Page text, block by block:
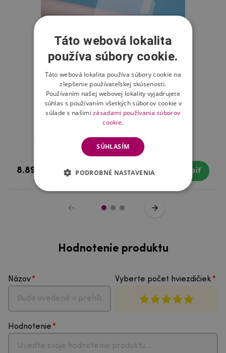
Tvrdené sklo na mobil Xiaomi Redmi Note 8
8.89 € Skladom Kúpiť
Hodnotenie produktu
Názov Vyberte počet hviezdičiek
Hodnotenie
Táto webová lokalita
používa súbory cookie.
Táto webová lokalita používa súbory cookie na
zlepšenie používateľskej skúsenosti.
Používaním našej webovej lokality vyjadrujete
súhlas s používaním všetkých súborov cookie v
súlade s našimizásadami používania súborov
cookie.
SÚHLASÍM
PODROBNÉ NASTAVENIA